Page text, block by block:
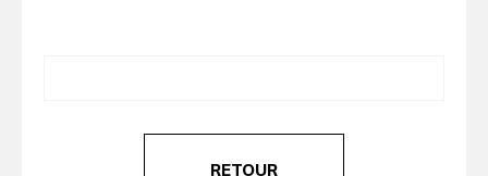
RETOUR